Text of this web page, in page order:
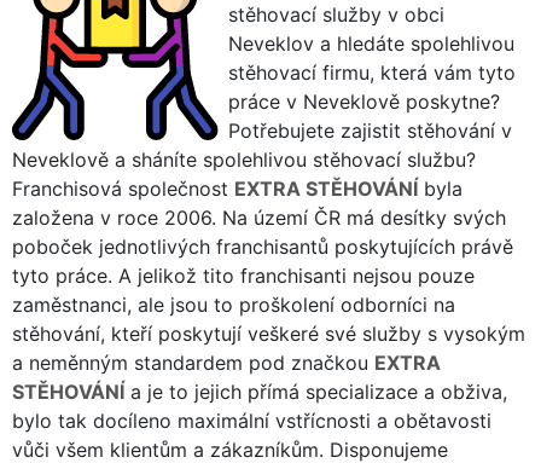
stěhovací služby v obci
Neveklov a hledáte spolehlivou
stěhovací firmu, která vám tyto
práce v Neveklově poskytne?
Potřebujete zajistit stěhování v
Neveklově a sháníte spolehlivou stěhovací službu?
Franchisová společnost EXTRA STĚHOVÁNÍ byla
založena v roce 2006. Na území ČR má desítky svých
poboček jednotlivých franchisantů poskytujících právě
tyto práce. A jelikož tito franchisanti nejsou pouze
zaměstnanci, ale jsou to proškolení odborníci na
stěhování, kteří poskytují veškeré své služby s vysokým
a neměnným standardem pod značkou EXTRA
STĚHOVÁNÍ a je to jejich přímá specializace a obživa,
bylo tak docíleno maximální vstřícnosti a obětavosti
vůči všem klientům a zákazníkům. Disponujeme